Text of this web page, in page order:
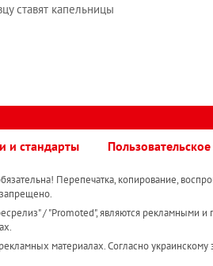
ставят капельницы
и стандарты
Перепечатка, копирование,
/ "Promoted", являются рекламными и
материалах. Согласно украинскому